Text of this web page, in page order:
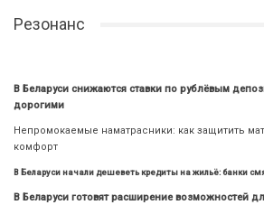
Резонанс
В Беларуси снижаются ставки по рублёвым
дорогими
Непромокаемые наматрасники: как защитить
комфорт
В Беларуси начали дешеветь кредиты на жильё: банки
В Беларуси готовят расширение возможностей